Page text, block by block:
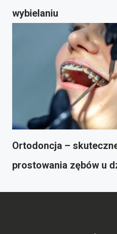
wybielaniu
Ortodoncja –
prostowania zębów u